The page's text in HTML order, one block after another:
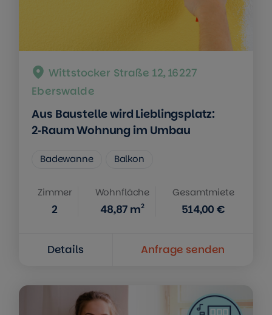
Wittstocker Straße 12, 16227
Eberswalde
Aus Baustelle wird Lieblingsplatz:
2‑Raum Wohnung im Umbau
Badewanne Balkon
Zimmer
2
Wohnfläche
48,87 m2
Gesamtmiete
514,00 €
Details Anfrage senden